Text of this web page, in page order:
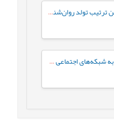
نقش میانجی خودکارآمدی در رابطه‌ بین ترتیب تولد روان‌شناختی و جوخانواده با رفتارهای جامعه پسند در دانشجویان
رابطه صفات تاریک شخصیت و اعتیاد به شبکه‌های اجتماعی مجازی با نقش میانجی سبک‌های مقابله‌ای